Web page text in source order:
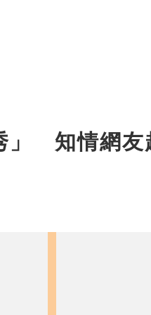
」 知情網友